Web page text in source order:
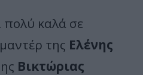
πολύ καλά σε
της Ελένης
Βικτώριας